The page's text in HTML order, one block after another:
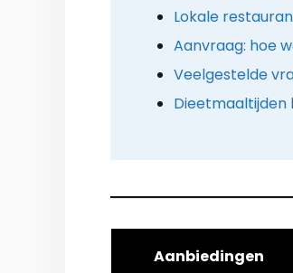
Lokale
Aanvraag: hoe
Veelgestelde
Dieetmaaltijden
Aanbiedingen